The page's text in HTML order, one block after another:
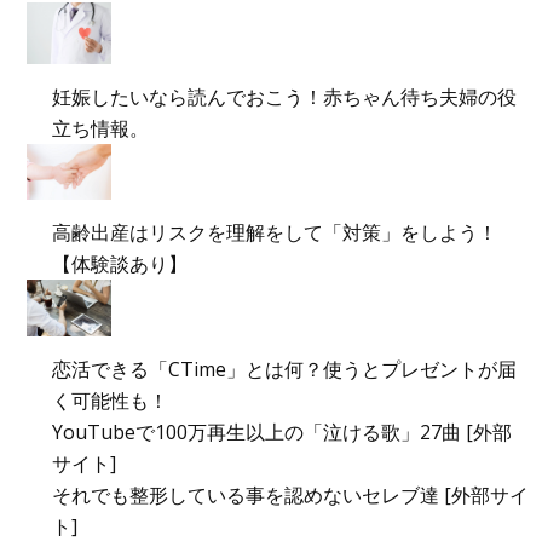
妊娠したいなら読んでおこう！赤ちゃん待ち夫婦の役
立ち情報。
高齢出産はリスクを理解をして「対策」をしよう！
【体験談あり】
恋活できる「CTime」とは何？使うとプレゼントが届
く可能性も！
YouTubeで100万再生以上の「泣ける歌」27曲 [外部
サイト]
それでも整形している事を認めないセレブ達 [外部サイ
ト]